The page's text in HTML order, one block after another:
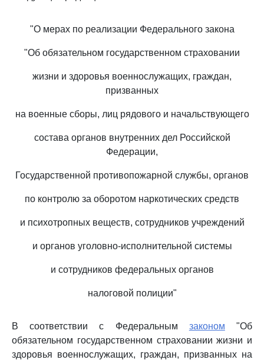
"О мерах по реализации Федерального закона
"Об обязательном государственном страховании
жизни и здоровья военнослужащих, граждан,
призванных
на военные сборы, лиц рядового и начальствующего
состава органов внутренних дел Российской
Федерации,
Государственной противопожарной службы, органов
по контролю за оборотом наркотических средств
и психотропных веществ, сотрудников учреждений
и органов уголовно-исполнительной системы
и сотрудников федеральных органов
налоговой полиции"
В соответствии с Федеральным законом "Об
обязательном государственном страховании жизни и
здоровья военнослужащих, граждан, призванных на